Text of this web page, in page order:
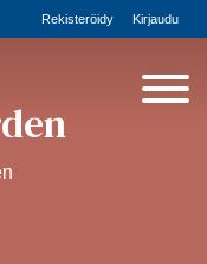
Rekisteröidy Kirjaudu